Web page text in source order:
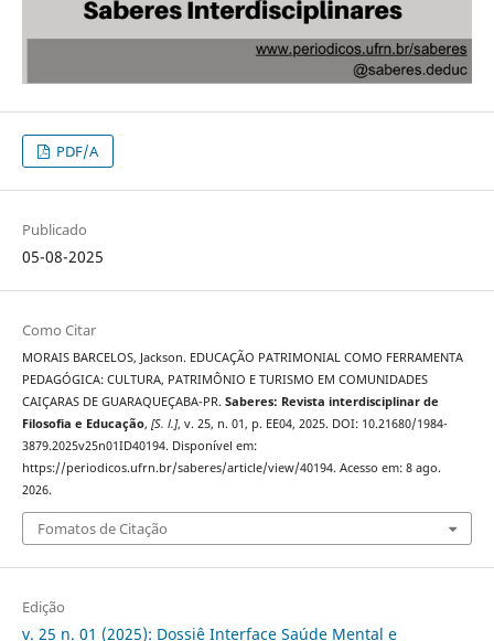
PDF/A
Publicado
05-08-2025
Como Citar
MORAIS BARCELOS, Jackson. EDUCAÇÃO PATRIMONIAL COMO FERRAMENTA
PEDAGÓGICA: CULTURA, PATRIMÔNIO E TURISMO EM COMUNIDADES
CAIÇARAS DE GUARAQUEÇABA-PR. Saberes: Revista interdisciplinar de
Filosofia e Educação, [S. l.], v. 25, n. 01, p. EE04, 2025. DOI: 10.21680/1984-
3879.2025v25n01ID40194. Disponível em:
https://periodicos.ufrn.br/saberes/article/view/40194. Acesso em: 8 ago.
2026.
Fomatos de Citação
Edição
v. 25 n. 01 (2025): Dossiê Interface Saúde Mental e